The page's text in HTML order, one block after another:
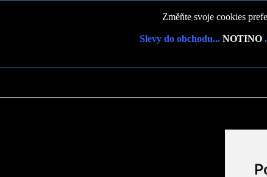
Změňte svoje cookies
Slevy do obchodu... NOTINO